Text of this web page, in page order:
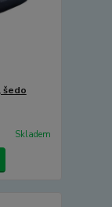
šedo
Skladem